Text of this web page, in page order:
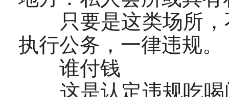
只要是这类场所，
执行公务，一律违规。
谁付钱
这是认定违规吃喝